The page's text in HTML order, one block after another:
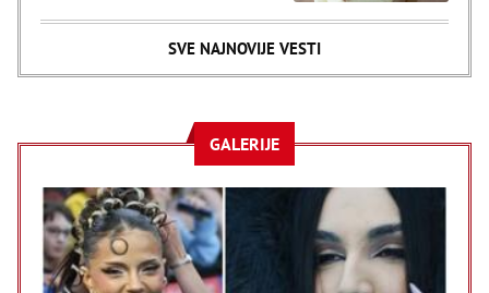
SVE NAJNOVIJE VESTI
GALERIJE